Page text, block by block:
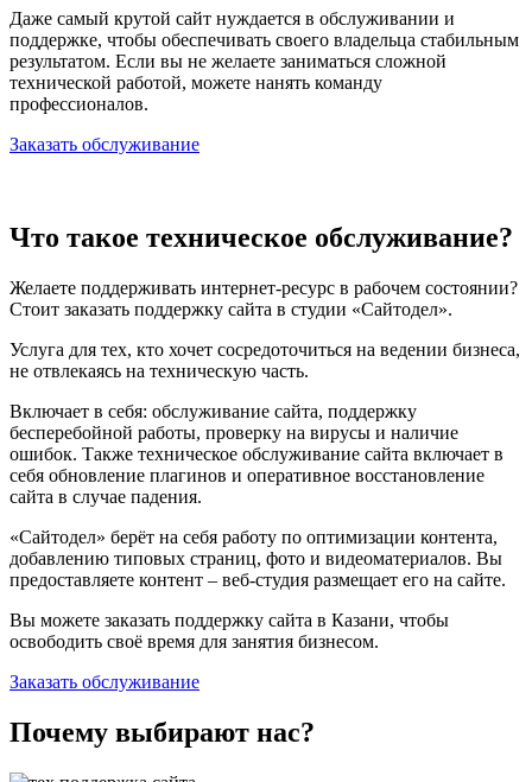
Даже самый крутой сайт нуждается в обслуживании и
поддержке, чтобы обеспечивать своего владельца стабильным
результатом. Если вы не желаете заниматься сложной
технической работой, можете нанять команду
профессионалов.
Заказать обслуживание
Что такое техническое обслуживание?
Желаете поддерживать интернет-ресурс в рабочем состоянии?
Стоит заказать поддержку сайта в студии «Сайтодел».
Услуга для тех, кто хочет сосредоточиться на ведении бизнеса,
не отвлекаясь на техническую часть.
Включает в себя: обслуживание сайта, поддержку
бесперебойной работы, проверку на вирусы и наличие
ошибок. Также техническое обслуживание сайта включает в
себя обновление плагинов и оперативное восстановление
сайта в случае падения.
«Сайтодел» берёт на себя работу по оптимизации контента,
добавлению типовых страниц, фото и видеоматериалов. Вы
предоставляете контент – веб-студия размещает его на сайте.
Вы можете заказать поддержку сайта в Казани, чтобы
освободить своё время для занятия бизнесом.
Заказать обслуживание
Почему выбирают нас?